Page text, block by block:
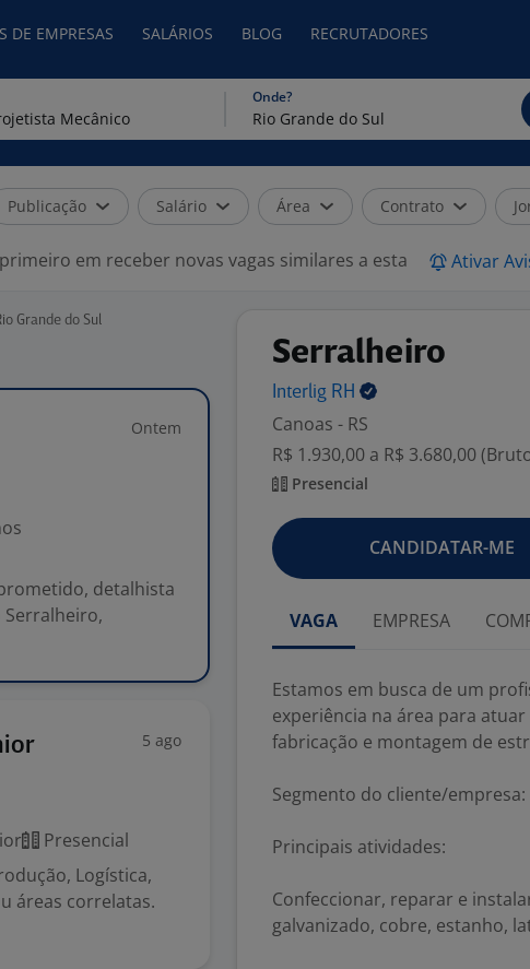
DE EMPRESAS SALÁRIOS BLOG RECRUTADORES
Onde?
Publicação Salário Área Contrato
em receber novas vagas similares a esta Ativar
Grande do Sul
Ontem
detalhista
5 ago
Presencial
Logística,
áreas correlatas.
Serralheiro
Interlig RH
Canoas - RS
R$ 1.930,00 a R$ 3.680,00
Presencial
CANDIDATAR-ME
VAGA EMPRESA
Estamos em busca de um
experiência na área para
fabricação e montagem de
Segmento do cliente/
Principais atividades:
Confeccionar, reparar e
galvanizado, cobre, estanho,